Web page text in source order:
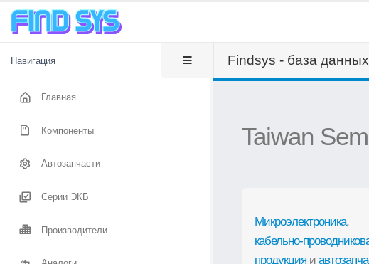
Навигация
Главная
Компоненты
Автозапчасти
Серии ЭКБ
Производители
Findsys - база
Taiwan
Микроэлектроника,
кабельно-
продукция и